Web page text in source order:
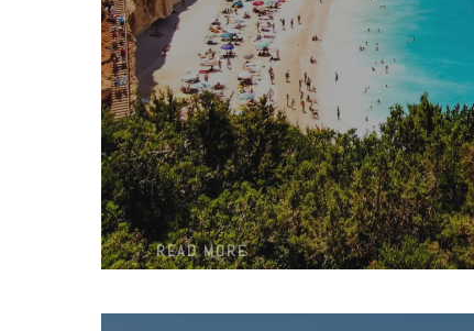
READ MORE